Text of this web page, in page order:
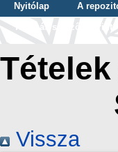
Nyitólap A
Tallózás szerző szerint
Vissza